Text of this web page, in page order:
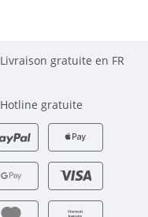
Livraison gratuite en FR
Hotline gratuite